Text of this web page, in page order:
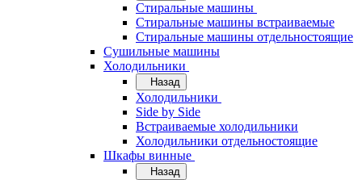
Стиральные машины
Стиральные машины встраиваемые
Стиральные машины отдельностоящие
Сушильные машины
Холодильники
Назад
Холодильники
Side by Side
Встраиваемые холодильники
Холодильники отдельностоящие
Шкафы винные
Назад